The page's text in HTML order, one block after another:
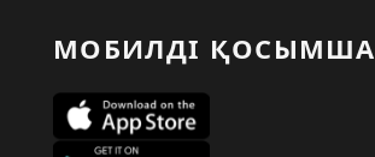
МОБИЛДІ ҚОСЫМША